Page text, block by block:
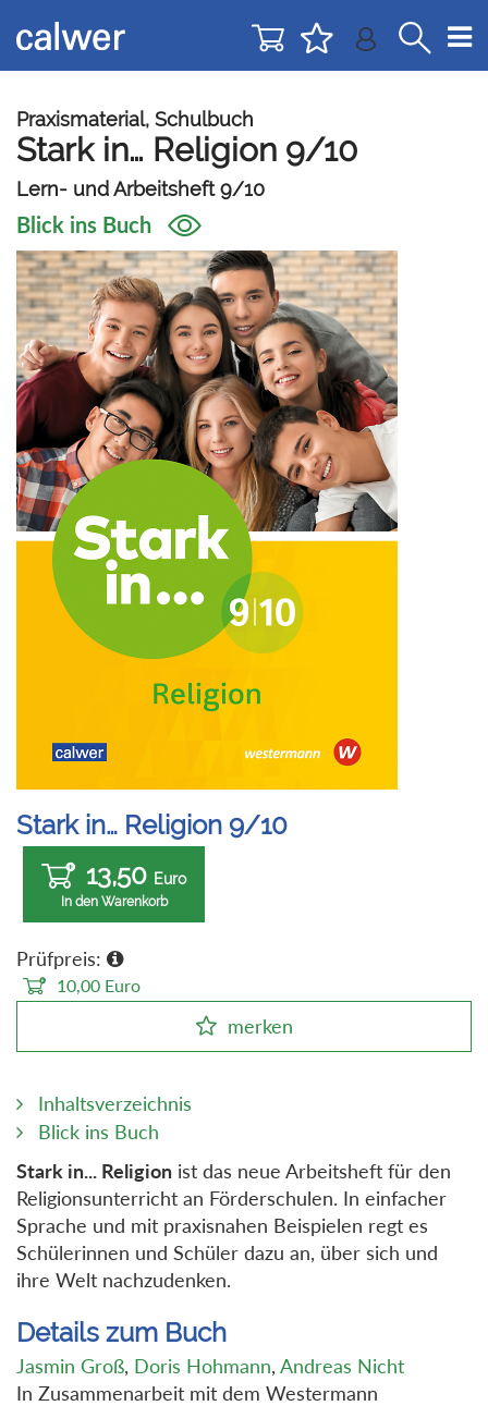
zur
Navigation
zum
Inhalt
Praxismaterial, Schulbuch
Stark in… Religion 9/10
Lern- und Arbeitsheft 9/10
Blick ins Buch
Stark in… Religion 9/10
13,50 Euro
In den Warenkorb
Prüfpreis:
10,00 Euro
merken
Inhaltsverzeichnis
Blick ins Buch
Stark in... Religion ist das neue Arbeitsheft für den
Religionsunterricht an Förderschulen. In einfacher
Sprache und mit praxisnahen Beispielen regt es
Schülerinnen und Schüler dazu an, über sich und
ihre Welt nachzudenken.
Details zum Buch
Jasmin Groß, Doris Hohmann, Andreas Nicht
In Zusammenarbeit mit dem Westermann